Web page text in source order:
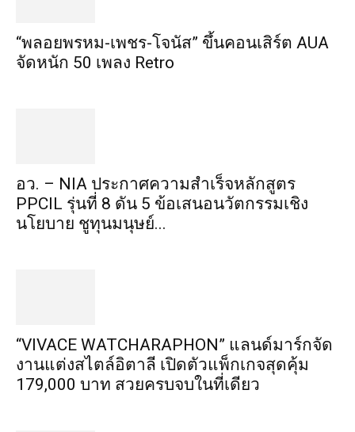
“พลอยพรหม-เพชร-โจนัส” ขึ้นคอนเสิร์ต AUA
จัดหนัก 50 เพลง Retro
อว. – NIA ประกาศความสำเร็จหลักสูตร
PPCIL รุ่นที่ 8 ดัน 5 ข้อเสนอนวัตกรรมเชิง
นโยบาย ชูทุนมนุษย์...
“VIVACE WATCHARAPHON” แลนด์มาร์กจัด
งานแต่งสไตล์อิตาลี เปิดตัวแพ็กเกจสุดคุ้ม
179,000 บาท สวยครบจบในที่เดียว